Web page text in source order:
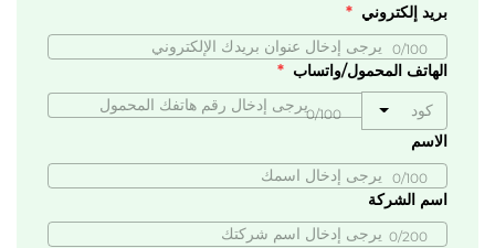
بريد إلكتروني
0/100
الهاتف المحمول/واتساب
كود
0/100
الاسم
0/100
اسم الشركة
0/200